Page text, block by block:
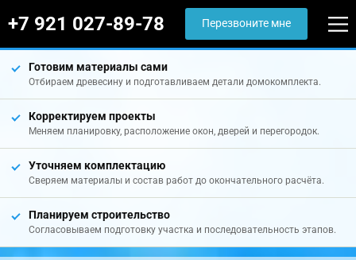
+7 921 027-89-78 Перезвоните мне
Готовим материалы сами
Отбираем древесину и подготавливаем детали домокомплекта.
Корректируем проекты
Меняем планировку, расположение окон, дверей и перегородок.
Уточняем комплектацию
Сверяем материалы и состав работ до окончательного расчёта.
Планируем строительство
Согласовываем подготовку участка и последовательность этапов.